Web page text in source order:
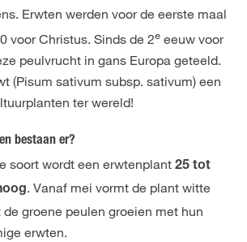
Erwten werden voor de eerste maal
voor Christus. Sinds de 2e eeuw voor
peulvrucht in gans Europa geteeld.
(Pisum sativum subsp. sativum) een
ter wereld!
bestaan er?
soort wordt een erwtenplant 25 tot
. Vanaf mei vormt de plant witte
groene peulen groeien met hun
erwten.